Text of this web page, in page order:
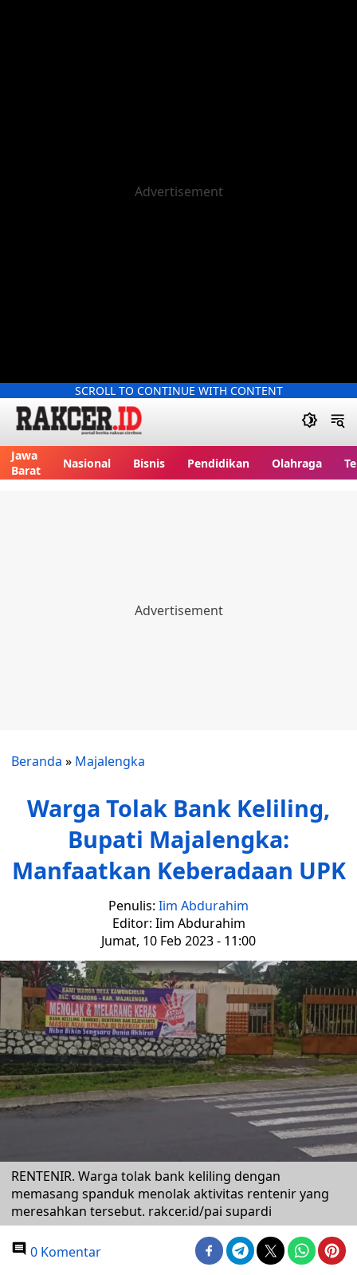
SCROLL TO CONTINUE WITH CONTENT
Jawa
Barat
Nasional Bisnis Pendidikan Olahraga
Beranda » Majalengka
Warga Tolak Bank Keliling,
Bupati Majalengka:
Manfaatkan Keberadaan UPK
Penulis: Iim Abdurahim
Editor: Iim Abdurahim
Jumat, 10 Feb 2023 - 11:00
RENTENIR. Warga tolak bank keliling dengan
memasang spanduk menolak aktivitas rentenir yang
meresahkan tersebut. rakcer.id/pai supardi
0 Komentar